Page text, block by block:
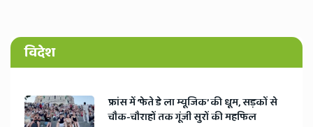
विदेश
​फ्रांस में ‘फेते डे ला म्यूजिक’ की धूम, सड़कों से
चौक-चौराहों तक गूंजी सुरों की महफिल